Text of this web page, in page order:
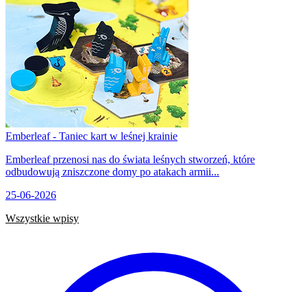
Emberleaf - Taniec kart w leśnej krainie
Emberleaf przenosi nas do świata leśnych stworzeń, które
odbudowują zniszczone domy po atakach armii...
25-06-2026
Wszystkie wpisy